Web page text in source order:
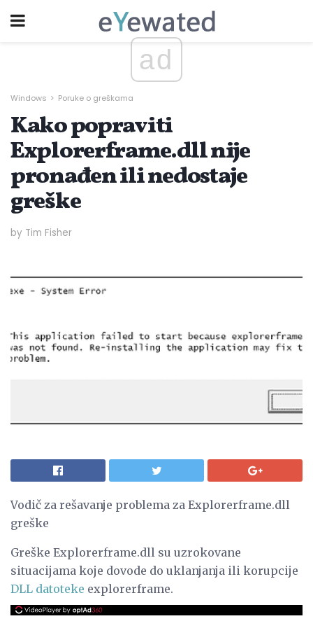
ad
Windows Poruke o greškama
Kako popraviti
Explorerframe.dll nije
pronađen ili nedostaje
greške
by Tim Fisher
Vodič za rešavanje problema za Explorerframe.dll
greške
Greške Explorerframe.dll su uzrokovane
situacijama koje dovode do uklanjanja ili korupcije
DLL datoteke explorerframe.